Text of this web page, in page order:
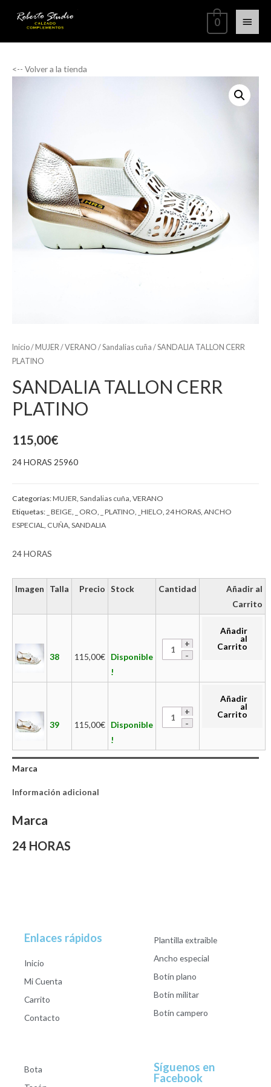
0
<-- Volver a la tienda
Inicio/ MUJER /VERANO /Sandalias cuña / SANDALIA TALLON CERR
PLATINO
SANDALIA TALLON CERR
PLATINO
115,00€
24 HORAS 25960
Categorías:MUJER Sandalias cuña VERANO
Etiquetas: _ BEIGE _ ORO _ PLATINO _HIELO 24 HORAS ANCHO
ESPECIAL
CUÑA SANDALIA
24 HORAS
Imagen Talla Precio Stock Cantidad
Añadir al
Carrito
38 115,00€ Disponible
!
Añadir
al
Carrito
39 115,00€ Disponible
!
Añadir
al
Carrito
Marca
Información adicional
Marca
24 HORAS
Enlaces rápidos
Inicio
Mi Cuenta
Carrito
Contacto
Plantilla extraible
Ancho especial
Botín plano
Botín militar
Botín campero
Bota
Síguenos en
Facebook